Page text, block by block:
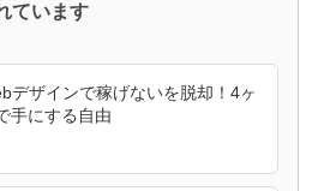
ています
デザインで稼げないを脱却！4ヶ
手にする自由